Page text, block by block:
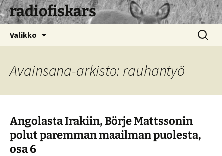
radiofiskars
Valikko Haku:
Avainsana-arkisto: rauhantyö
Angolasta Irakiin, Börje Mattssonin
polut paremman maailman puolesta,
osa 6